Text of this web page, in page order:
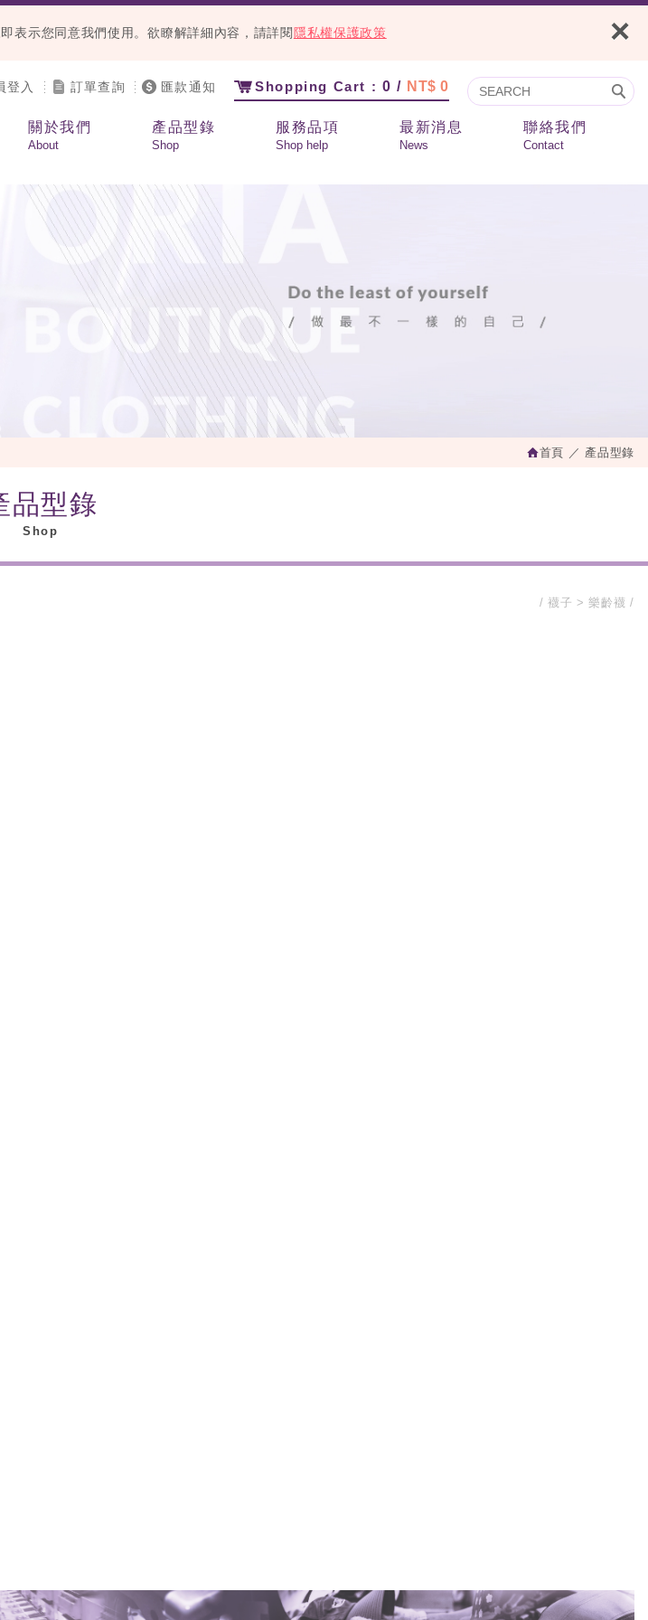
表示您同意我們使用。欲瞭解詳細內容，請詳閱 隱私權保護政策 ×
登入 訂單查詢 匯款通知 Shopping Cart : 0 / NT$ 0
關於我們
About
產品型錄
Shop
服務品項
Shop help
最新消息
News
聯絡我們
Contact
首頁 產品型錄
品型錄
Shop
襪子 樂齡襪